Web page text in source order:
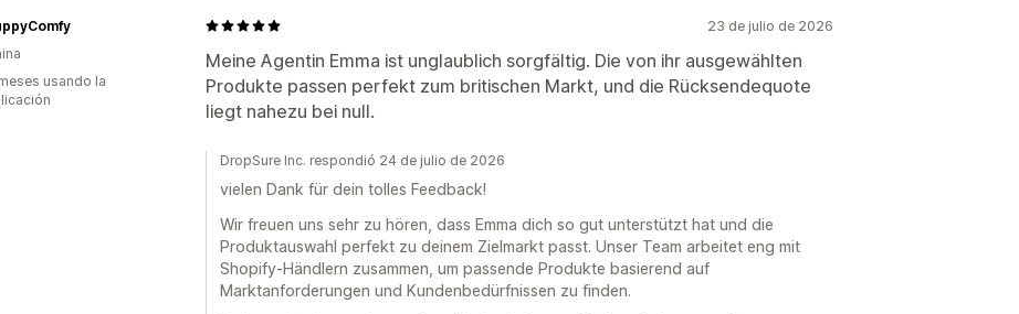
23 de julio de 2026
Meine Agentin Emma ist unglaublich sorgfältig. Die von ihr ausgewählten
Produkte passen perfekt zum britischen Markt, und die Rücksendequote
liegt nahezu bei null.
usando la
DropSure Inc. respondió 24 de julio de 2026
vielen Dank für dein tolles Feedback!
Wir freuen uns sehr zu hören, dass Emma dich so gut unterstützt hat und die
Produktauswahl perfekt zu deinem Zielmarkt passt. Unser Team arbeitet eng mit
Shopify-Händlern zusammen, um passende Produkte basierend auf
Marktanforderungen und Kundenbedürfnissen zu finden.